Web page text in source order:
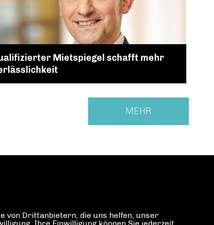
Mietspiegel schafft mehr
MEHR
von Drittanbietern, die uns helfen, unser